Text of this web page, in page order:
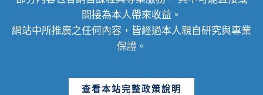
間接為本人帶來收益。
網站中所推廣之任何內容，皆經過本人親自研究與專業
保證。
查看本站完整政策說明